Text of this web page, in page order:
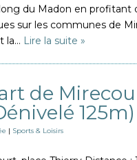
du Madon en profitant
sur les communes de
la… Lire la suite »
de
125m)
| Sports & Loisirs